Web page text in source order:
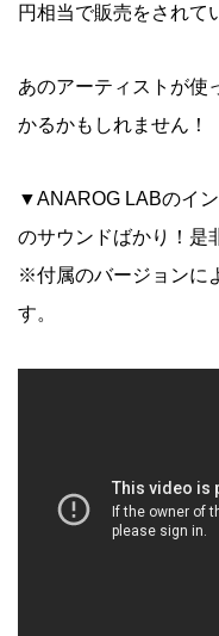
円相当で販売をされて
あのアーティストが使
かるかもしれません！
▼ANAROG LABのイ
のサウンドばかり！是
※付属のバージョンに
す。